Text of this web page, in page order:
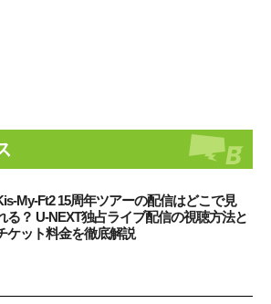
My-Ft2 15周年ツアーの配信はどこで見
る？ U-NEXT独占ライブ配信の視聴方法と
ケット料金を徹底解説